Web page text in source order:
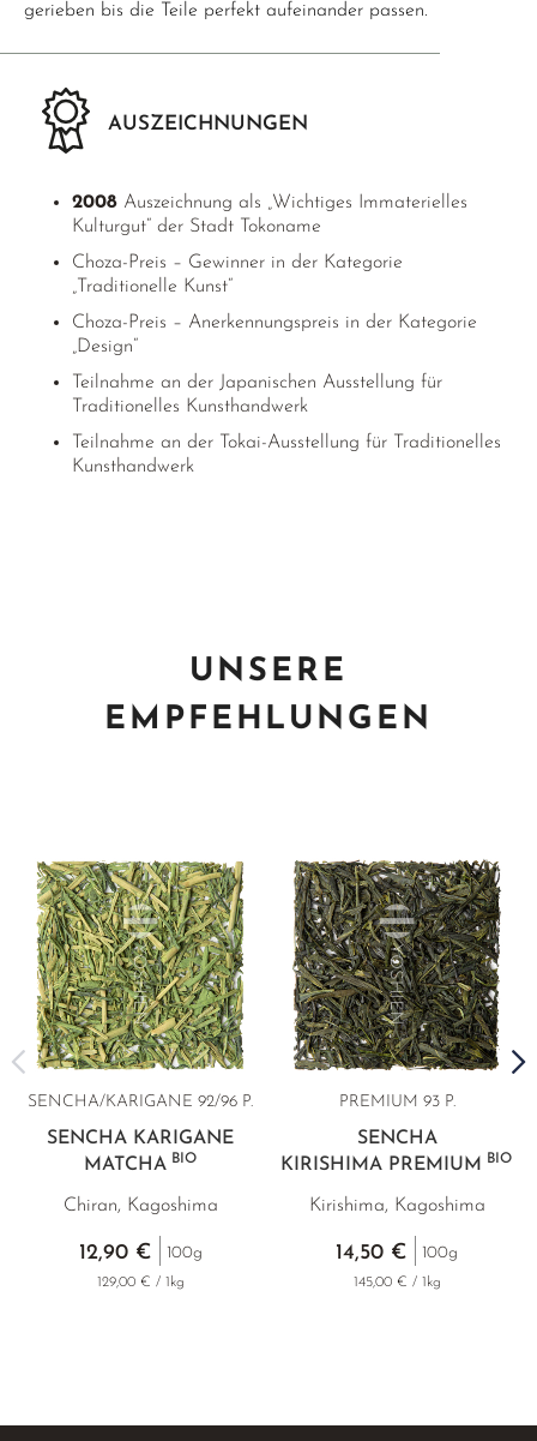
gerieben bis die Teile perfekt aufeinander passen.
AUSZEICHNUNGEN
2008 Auszeichnung als „Wichtiges Immaterielles
Kulturgut“ der Stadt Tokoname
Choza-Preis – Gewinner in der Kategorie
„Traditionelle Kunst“
Choza-Preis – Anerkennungspreis in der Kategorie
„Design“
Teilnahme an der Japanischen Ausstellung für
Traditionelles Kunsthandwerk
Teilnahme an der Tokai-Ausstellung für Traditionelles
Kunsthandwerk
UNSERE
EMPFEHLUNGEN
SENCHA/KARIGANE 92/96 P.
SENCHA KARIGANE
MATCHA BIO
Chiran, Kagoshima
12,90 € 100g
129,00 € / 1kg
PREMIUM 93 P.
SENCHA
KIRISHIMA PREMIUM
BIO
Kirishima, Kagoshima
14,50 € 100g
145,00 € / 1kg